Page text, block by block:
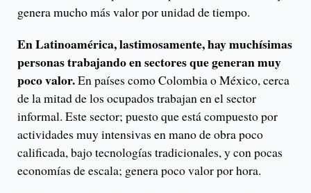
genera mucho más valor por unidad de tiempo.
En Latinoamérica, lastimosamente, hay muchísimas
personas trabajando en sectores que generan muy
poco valor.En países como Colombia o México, cerca
de la mitad de los ocupados trabajan en el sector
informal. Este sector; puesto que está compuesto por
actividades muy intensivas en mano de obra poco
calificada, bajo tecnologías tradicionales, y con pocas
economías de escala; genera poco valor por hora.